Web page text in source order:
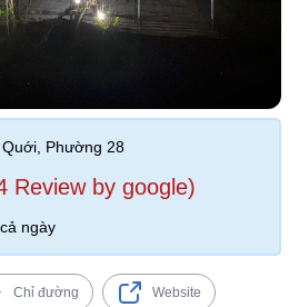
Phường 28
Review by google)
ngày
Chỉ đường Website